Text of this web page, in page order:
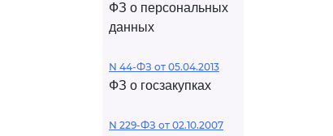
ФЗ о персональных
данных
N 44-ФЗ от 05.04.2013
ФЗ о госзакупках
N 229-ФЗ от 02.10.2007